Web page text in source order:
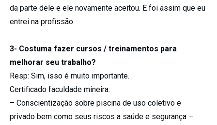
da parte dele e ele novamente aceitou. E foi assim que eu
entrei na profissão.
3- Costuma fazer cursos / treinamentos para
melhorar seu trabalho?
Resp: Sim, isso é muito importante.
Certificado faculdade mineira:
– Conscientização sobre piscina de uso coletivo e
privado bem como seus riscos a saúde e segurança –